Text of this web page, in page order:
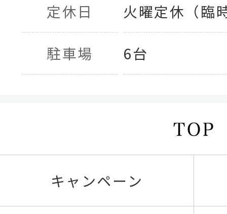
定休日 火曜定休（臨
駐車場 6台
キャンペーン